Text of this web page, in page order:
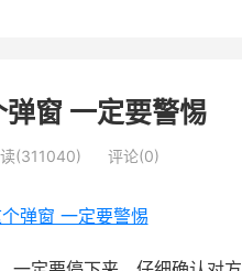
窗 一定要警惕
(311040) 评论(0)